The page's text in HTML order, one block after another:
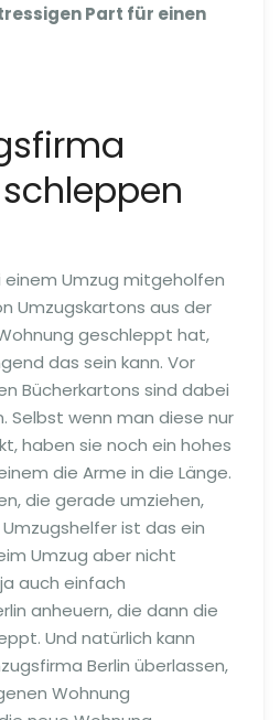
Part für einen
einem Umzug mitgeholfen
Umzugskartons aus der
geschleppt hat,
das sein kann. Vor
Bücherkartons sind dabei
Selbst wenn man diese nur
haben sie noch ein hohes
die Arme in die Länge.
die gerade umziehen,
ist das ein
Umzug aber nicht
auch einfach
anheuern, die dann die
Und natürlich kann
Berlin überlassen,
Wohnung